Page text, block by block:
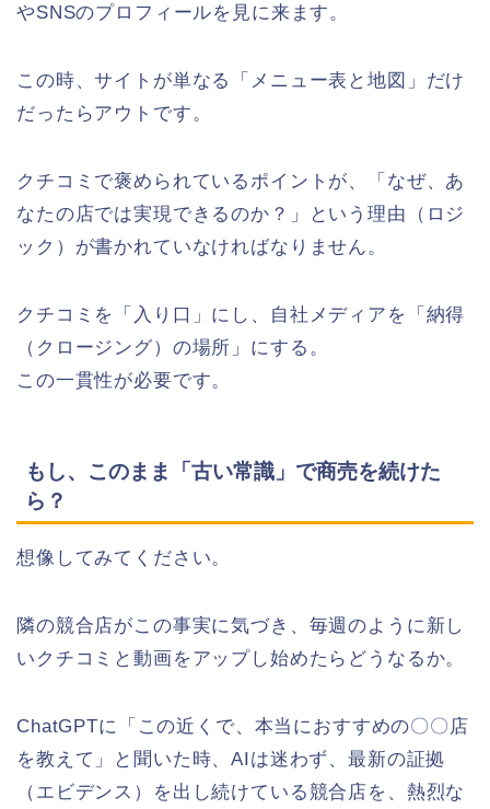
やSNSのプロフィールを見に来ます。
この時、サイトが単なる「メニュー表と地図」だけ
だったらアウトです。
クチコミで褒められているポイントが、「なぜ、あ
なたの店では実現できるのか？」という理由（ロジ
ック）が書かれていなければなりません。
クチコミを「入り口」にし、自社メディアを「納得
（クロージング）の場所」にする。
この一貫性が必要です。
もし、このまま「古い常識」で商売を続けた
ら？
想像してみてください。
隣の競合店がこの事実に気づき、毎週のように新し
いクチコミと動画をアップし始めたらどうなるか。
ChatGPTに「この近くで、本当におすすめの〇〇店
を教えて」と聞いた時、AIは迷わず、最新の証拠
（エビデンス）を出し続けている競合店を、熱烈な